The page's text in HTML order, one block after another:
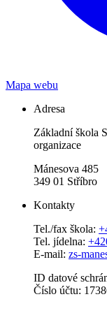
Mapa webu
Adresa
Základní škola
organizace
Mánesova 485
349 01 Stříbro
Kontakty
Tel./fax škola:
Tel. jídelna:
E-mail: zs-
ID datové
Číslo účtu: